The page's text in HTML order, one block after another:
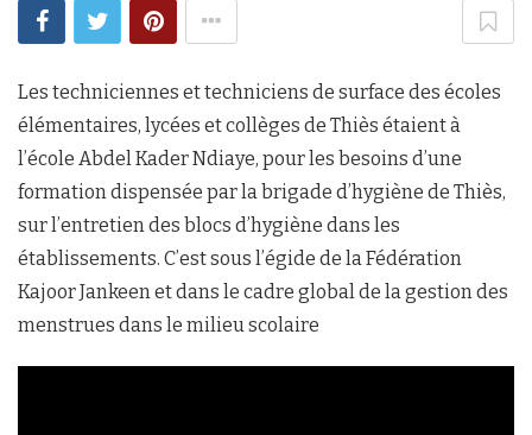
Les techniciennes et techniciens de surface des écoles
élémentaires, lycées et collèges de Thiès étaient à
l’école Abdel Kader Ndiaye, pour les besoins d’une
formation dispensée par la brigade d’hygiène de Thiès,
sur l’entretien des blocs d’hygiène dans les
établissements. C’est sous l’égide de la Fédération
Kajoor Jankeen et dans le cadre global de la gestion des
menstrues dans le milieu scolaire